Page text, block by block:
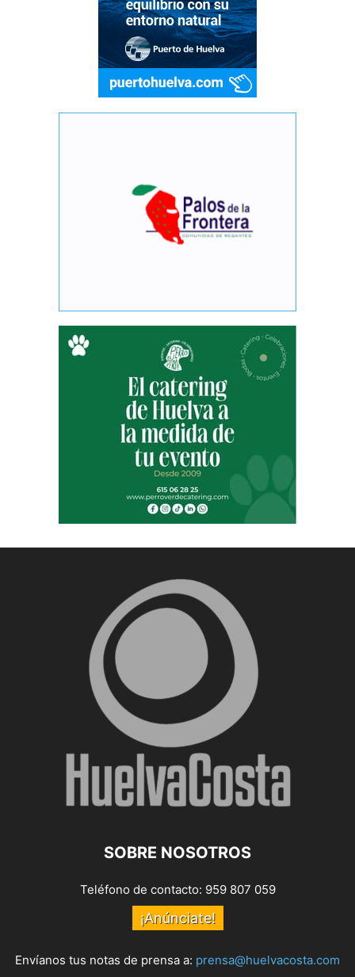
SOBRE NOSOTROS
Teléfono de contacto: 959 807 059
¡Anúnciate!
Envíanos tus notas de prensa a: prensa@huelvacosta.com